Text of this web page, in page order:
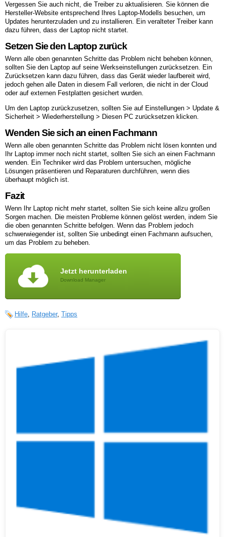
Vergessen Sie auch nicht, die Treiber zu aktualisieren. Sie können die
Hersteller-Website entsprechend Ihres Laptop-Modells besuchen, um
Updates herunterzuladen und zu installieren. Ein veralteter Treiber kann
dazu führen, dass der Laptop nicht startet.
Setzen Sie den Laptop zurück
Wenn alle oben genannten Schritte das Problem nicht beheben können,
sollten Sie den Laptop auf seine Werkseinstellungen zurücksetzen. Ein
Zurücksetzen kann dazu führen, dass das Gerät wieder laufbereit wird,
jedoch gehen alle Daten in diesem Fall verloren, die nicht in der Cloud
oder auf externen Festplatten gesichert wurden.
Um den Laptop zurückzusetzen, sollten Sie auf Einstellungen > Update &
Sicherheit > Wiederherstellung > Diesen PC zurücksetzen klicken.
Wenden Sie sich an einen Fachmann
Wenn alle oben genannten Schritte das Problem nicht lösen konnten und
Ihr Laptop immer noch nicht startet, sollten Sie sich an einen Fachmann
wenden. Ein Techniker wird das Problem untersuchen, mögliche
Lösungen präsentieren und Reparaturen durchführen, wenn dies
überhaupt möglich ist.
Fazit
Wenn Ihr Laptop nicht mehr startet, sollten Sie sich keine allzu großen
Sorgen machen. Die meisten Probleme können gelöst werden, indem Sie
die oben genannten Schritte befolgen. Wenn das Problem jedoch
schwerwiegender ist, sollten Sie unbedingt einen Fachmann aufsuchen,
um das Problem zu beheben.
Jetzt herunterladen
Download Manager
Hilfe Ratgeber, Tipps